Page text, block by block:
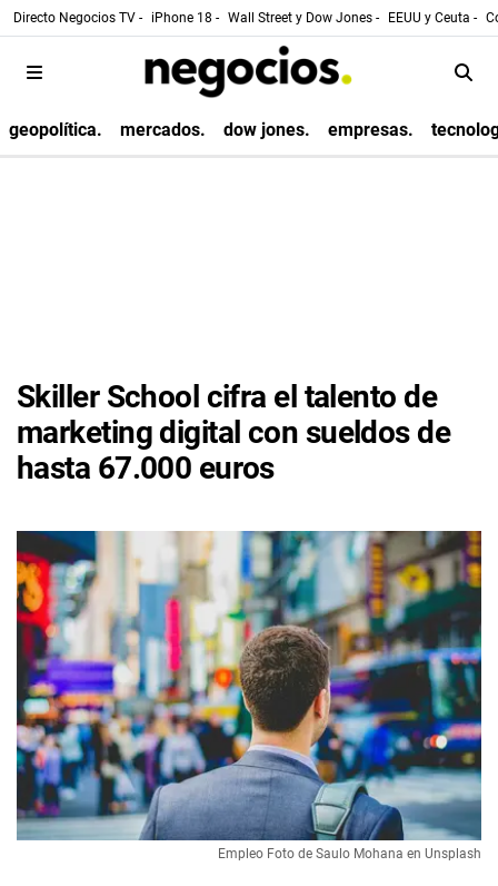
Directo Negocios TV - iPhone 18 - Wall Street y Dow Jones - EEUU y Ceuta -
geopolítica. mercados. dow jones. empresas.
Skiller School cifra el talento de
marketing digital con sueldos de
hasta 67.000 euros
Empleo Foto de Saulo Mohana en Unsplash